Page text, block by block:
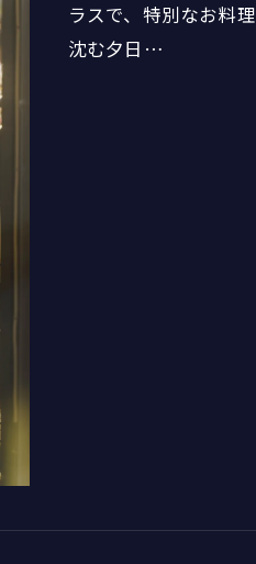
ラスで、特別なお料
沈む夕日…